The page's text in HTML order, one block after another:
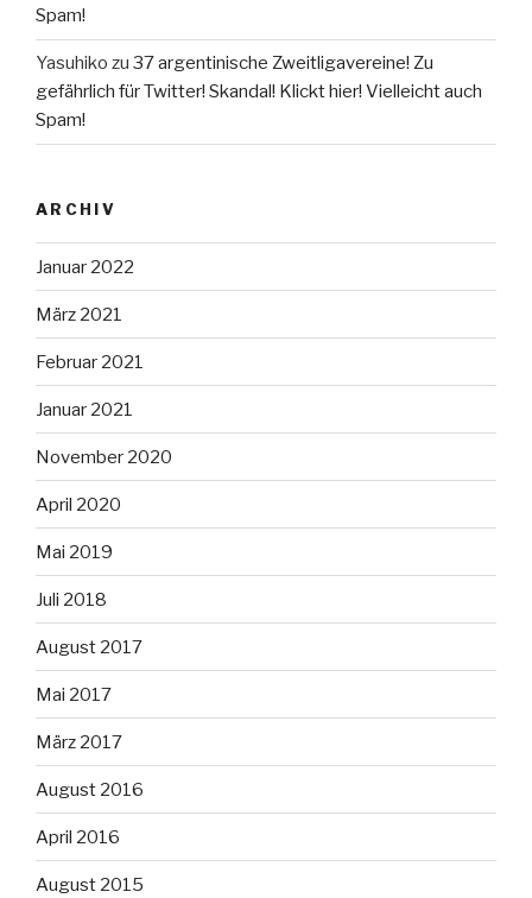
Spam!
Yasuhiko zu 37 argentinische Zweitligavereine! Zu
gefährlich für Twitter! Skandal! Klickt hier! Vielleicht auch
Spam!
ARCHIV
Januar 2022
März 2021
Februar 2021
Januar 2021
November 2020
April 2020
Mai 2019
Juli 2018
August 2017
Mai 2017
März 2017
August 2016
April 2016
August 2015